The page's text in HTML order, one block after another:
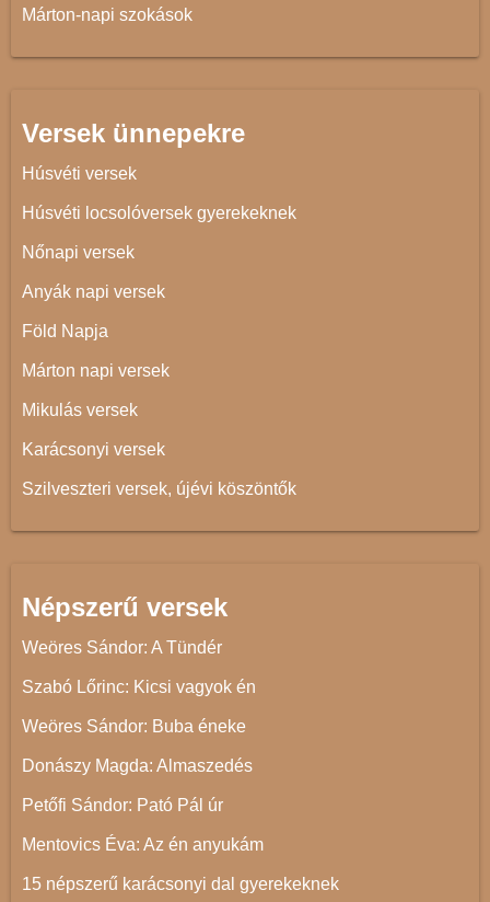
Márton-napi szokások
Versek ünnepekre
Húsvéti versek
Húsvéti locsolóversek gyerekeknek
Nőnapi versek
Anyák napi versek
Föld Napja
Márton napi versek
Mikulás versek
Karácsonyi versek
Szilveszteri versek, újévi köszöntők
Népszerű versek
Weöres Sándor: A Tündér
Szabó Lőrinc: Kicsi vagyok én
Weöres Sándor: Buba éneke
Donászy Magda: Almaszedés
Petőfi Sándor: Pató Pál úr
Mentovics Éva: Az én anyukám
15 népszerű karácsonyi dal gyerekeknek